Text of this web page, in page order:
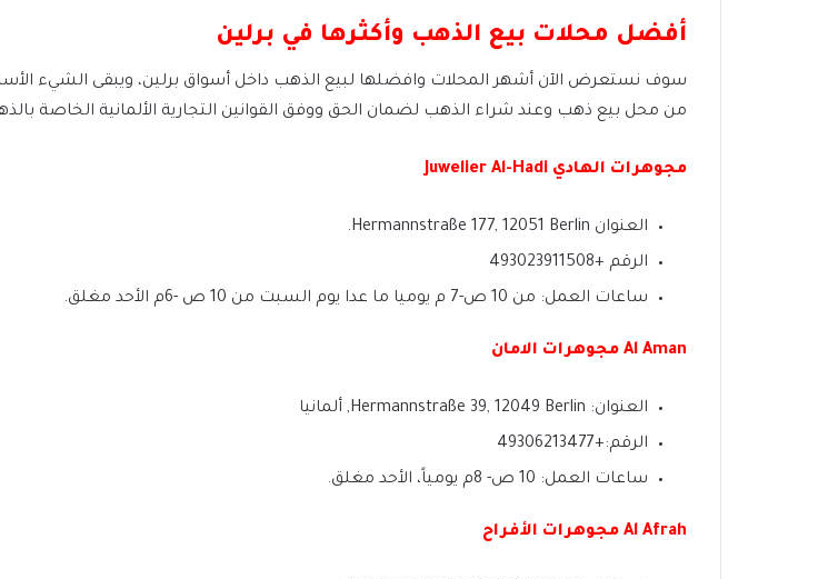
أفضل محلات بيع الذهب وأكثرها في برلين
سوف نستعرض الآن أشهر المحلات وافضلها لبيع الذهب داخل أسواق برلين، ويبقى الشيء
من محل بيع ذهب وعند شراء الذهب لضمان الحق ووفق القوانين التجارية الألمانية الخاصة
مجوهرات الهادي Juwelier Al-Hadi
العنوان Hermannstraße 177, 12051 Berlin.
الرقم +493023911508
ساعات العمل: من 10 ص-7 م يوميا ما عدا يوم السبت من 10 ص -6م الأحد مغلق.
Al Aman مجوهرات الامان
العنوان: Hermannstraße 39, 12049 Berlin, ألمانيا
الرقم:+49306213477
ساعات العمل: 10 ص- 8م يومياً، الأحد مغلق.
Al Afrah مجوهرات الأفراح